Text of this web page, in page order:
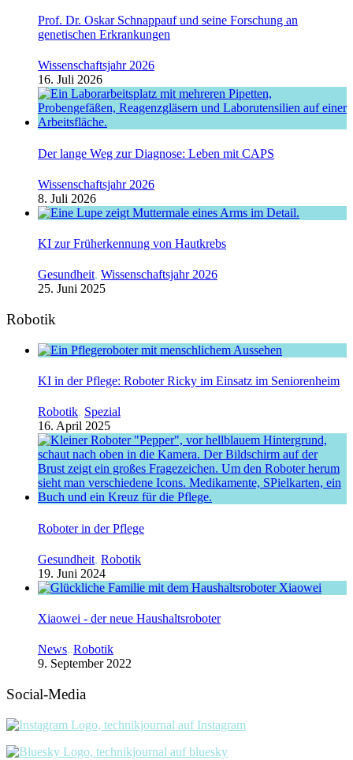
Prof. Dr. Oskar Schnappauf und seine Forschung an
genetischen Erkrankungen
Wissenschaftsjahr 2026
16. Juli 2026
Der lange Weg zur Diagnose: Leben mit CAPS
Wissenschaftsjahr 2026
8. Juli 2026
KI zur Früherkennung von Hautkrebs
Gesundheit, Wissenschaftsjahr 2026
25. Juni 2025
Robotik
KI in der Pflege: Roboter Ricky im Einsatz im Seniorenheim
Robotik, Spezial
16. April 2025
Roboter in der Pflege
Gesundheit, Robotik
19. Juni 2024
Xiaowei - der neue Haushaltsroboter
News, Robotik
9. September 2022
Social-Media